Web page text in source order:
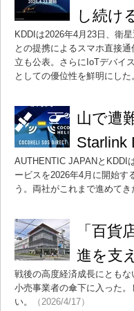
し続け
KDDIは2026年4月23日、衛
との提携によるスマホ直接
立も公表。さらにIoTデバイ
としての優位性を鮮明にした
山で遭
Starlink
AUTHENTIC JAPANとKDDI
ービスを2026年4月に開始す
う。両社がこれまで進めて
「百
進を支
戦後の高度経済成長にとも
小売事業者の傘下に入った
い。
（2026/4/17）